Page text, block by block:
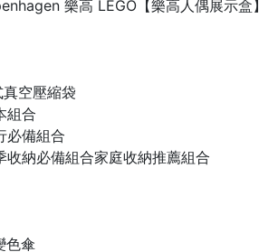
樂高 LEGO【樂高人偶展示盒】
空壓縮袋
組合
必備組合
納必備組合家庭收納推薦組合
色傘